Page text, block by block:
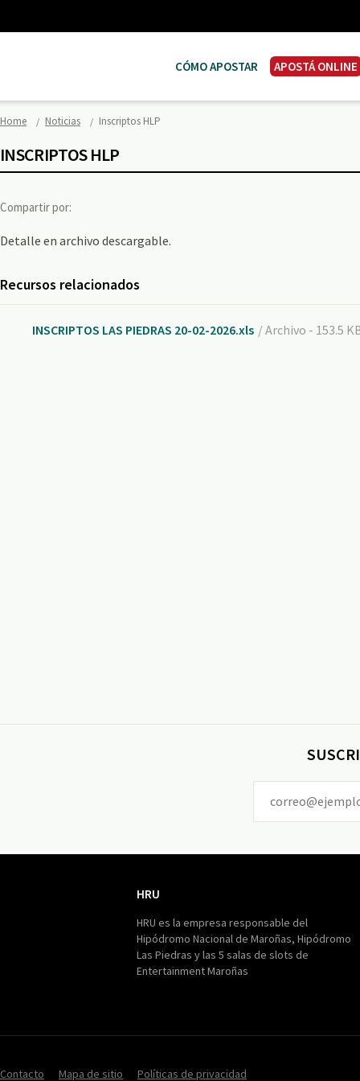
CÓMO APOSTAR APOSTÁ ONLINE
Home Noticias Inscriptos HLP
INSCRIPTOS HLP
Compartir por:
Detalle en archivo descargable.
Recursos relacionados
INSCRIPTOS LAS PIEDRAS 20-02-2026.xls / Archivo - 153.5
HRU
HRU es la empresa responsable del
Hipódromo Nacional de Maroñas, Hipódromo
Las Piedras y las 5 salas de slots de
Entertainment Maroñas
Contacto Mapa de sitio Políticas de privacidad